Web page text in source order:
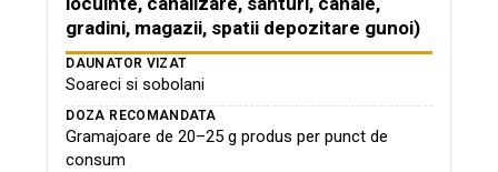
gradini, magazii, spatii depozitare gunoi)
DAUNATOR VIZAT
Soareci si sobolani
DOZA RECOMANDATA
Gramajoare de 20–25 g produs per punct de
consum